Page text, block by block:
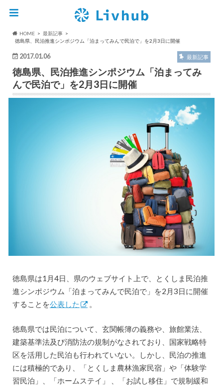
HOME
最新記事
徳島県、民泊推進シンポジウム「泊まってみんで民泊で」を2月3日に開催
2017.01.06 最新記事
徳島県、民泊推進シンポジウム「泊まってみ
んで民泊で」を2月3日に開催
徳島県は1月4日、県のウェブサイト上で、とくしま民泊推
進シンポジウム「泊まってみんで民泊で」を2月3日に開催
することを公表した 。
徳島県では民泊について、玄関帳簿の義務や、旅館業法、
建築基準法及び消防法の規制がなされており、国家戦略特
区を活用した民泊も行われていない。しかし、民泊の推進
には積極的であり、「とくしま農林漁家民宿」や「体験学
習民泊」、「ホームステイ」 、「お試し移住」で規制緩和